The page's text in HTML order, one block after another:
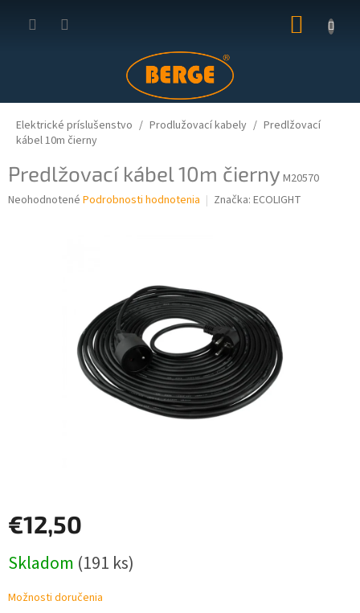
KOŠÍK
Elektrické príslušenstvo Prodlužovací kabely
Predlžovací
kábel 10m čierny
Predlžovací kábel 10m čierny M20570
Priemerné
Neohodnotené Podrobnosti hodnotenia Značka: ECOLIGHT
€12,50
cena:
Skladom (191 ks)
Možnosti doručenia